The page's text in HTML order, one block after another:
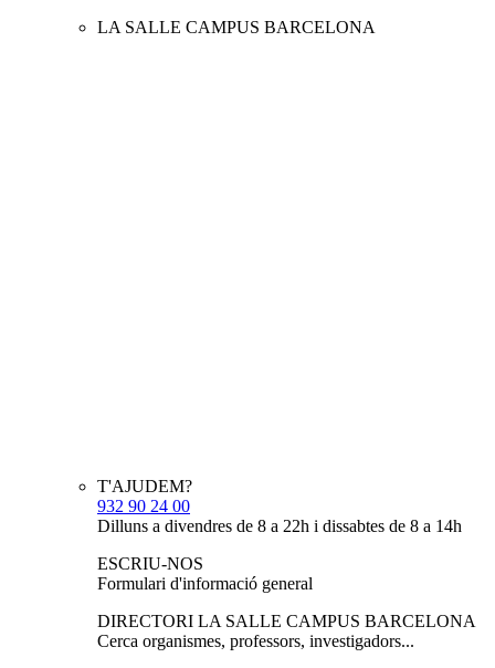
LA SALLE CAMPUS BARCELONA
T'AJUDEM?
932 90 24 00
Dilluns a divendres de 8 a 22h i dissabtes de 8 a 14h
ESCRIU-NOS
Formulari d'informació general
DIRECTORI LA SALLE CAMPUS BARCELONA
Cerca organismes, professors, investigadors...